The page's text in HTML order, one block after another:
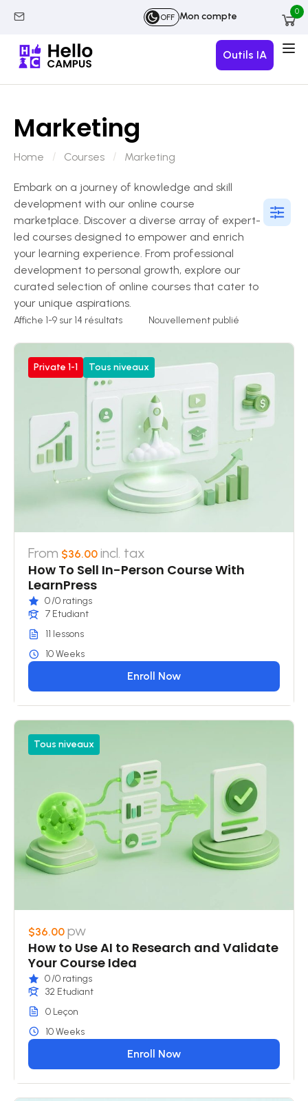
OFF Mon compte 0
Outils IA
Marketing
Home Courses Marketing
Embark on a journey of knowledge and skill
development with our online course
marketplace. Discover a diverse array of expert-
led courses designed to empower and enrich
your learning experience. From professional
development to personal growth, explore our
curated selection of online courses that cater to
your unique aspirations.
Affiche 1-9 sur 14 résultats
Private 1-1 Tous niveaux
From $36.00 incl. tax
How To Sell In-Person Course With
LearnPress
0/0 ratings
7 Etudiant
11 lessons
10 Weeks
Enroll Now
Tous niveaux
$36.00 pw
How to Use AI to Research and Validate
Your Course Idea
0/0 ratings
32 Etudiant
0 Leçon
10 Weeks
Enroll Now